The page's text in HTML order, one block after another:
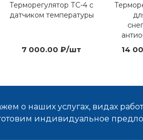
Терморегулятор ТС-4 с
датчиком температуры
7 000.00 ₽/шт 14
о наших услугах, видах
индивидуальное